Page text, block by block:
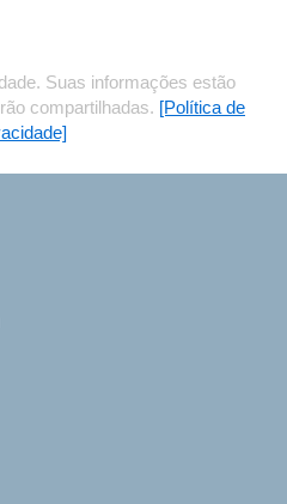
Suas informações estão
compartilhadas. [Política de